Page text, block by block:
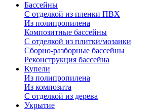
Бассейны
С отделкой из пленки ПВХ
Из полипропилена
Композитные бассейны
С отделкой из плитки/мозаики
Сборно-разборные бассейны
Реконструкция бассейна
Купели
Из полипропилена
Из композита
С отделкой из дерева
Укрытие